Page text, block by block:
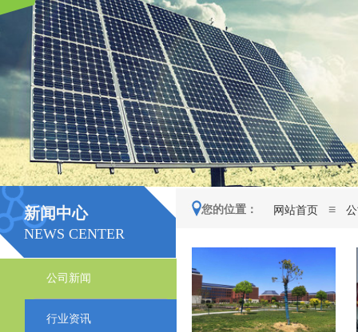
新闻中心
NEWS CENTER
您的位置： 网站首页 ≡
公司新闻
行业资讯